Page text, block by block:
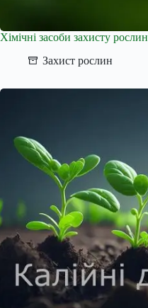
Хімічні засоби захисту рослин
Захист рослин